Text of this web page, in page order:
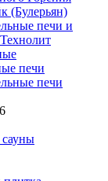
(Булерьян)
печи и
печи
печи